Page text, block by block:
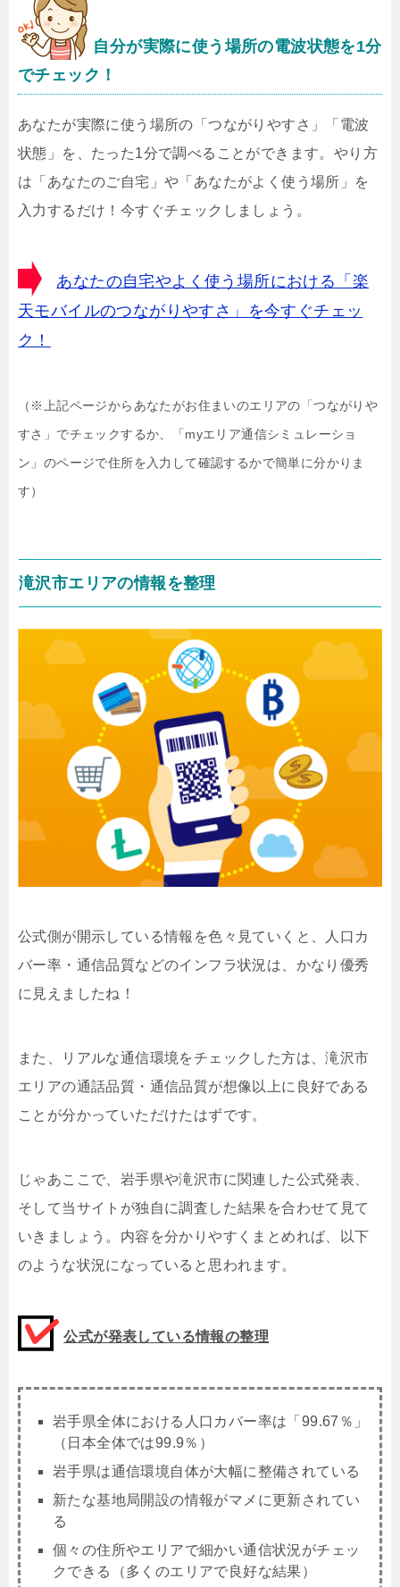
自分が実際に使う場所の電波状態を1分
でチェック！
あなたが実際に使う場所の「つながりやすさ」「電波
状態」を、たった1分で調べることができます。やり方
は「あなたのご自宅」や「あなたがよく使う場所」を
入力するだけ！今すぐチェックしましょう。
あなたの自宅やよく使う場所における「楽
天モバイルのつながりやすさ」を今すぐチェッ
ク！
（※上記ページからあなたがお住まいのエリアの「つながりや
すさ」でチェックするか、「myエリア通信シミュレーショ
ン」のページで住所を入力して確認するかで簡単に分かりま
す）
滝沢市エリアの情報を整理
公式側が開示している情報を色々見ていくと、人口カ
バー率・通信品質などのインフラ状況は、かなり優秀
に見えましたね！
また、リアルな通信環境をチェックした方は、滝沢市
エリアの通話品質・通信品質が想像以上に良好である
ことが分かっていただけたはずです。
じゃあここで、岩手県や滝沢市に関連した公式発表、
そして当サイトが独自に調査した結果を合わせて見て
いきましょう。内容を分かりやすくまとめれば、以下
のような状況になっていると思われます。
公式が発表している情報の整理
岩手県全体における人口カバー率は「99.67％」
（日本全体では99.9％）
岩手県は通信環境自体が大幅に整備されている
新たな基地局開設の情報がマメに更新されてい
る
個々の住所やエリアで細かい通信状況がチェッ
クできる（多くのエリアで良好な結果）